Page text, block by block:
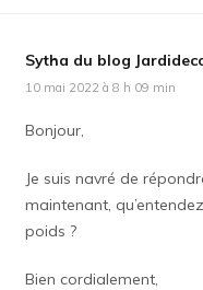
Sytha du blog
10 mai 2022 à 8 h 09 min
Bonjour,
Je suis navré de
maintenant,
poids ?
Bien cordialement,